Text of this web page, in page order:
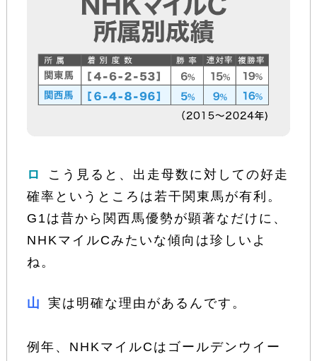
ロ
こう見ると、出走母数に対しての好走
確率というところは若干関東馬が有利。
G1は昔から関西馬優勢が顕著なだけに、
NHKマイルCみたいな傾向は珍しいよ
ね。
山 実は明確な理由があるんです。
例年、NHKマイルCはゴールデンウイー